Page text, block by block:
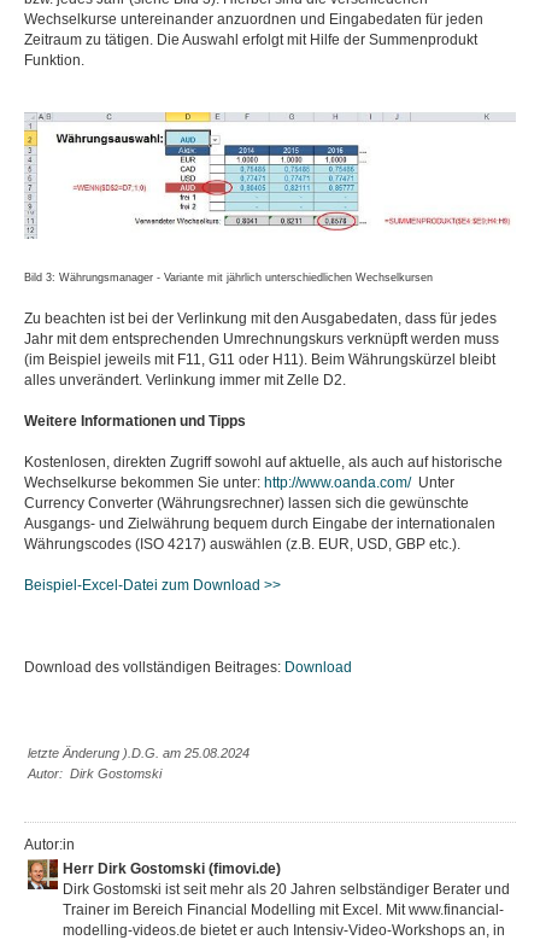
Wechselkurse untereinander anzuordnen und Eingabedaten für jeden
Zeitraum zu tätigen. Die Auswahl erfolgt mit Hilfe der Summenprodukt
Funktion.
Bild 3: Währungsmanager - Variante mit jährlich unterschiedlichen Wechselkursen
Zu beachten ist bei der Verlinkung mit den Ausgabedaten, dass für jedes
Jahr mit dem entsprechenden Umrechnungskurs verknüpft werden muss
(im Beispiel jeweils mit F11, G11 oder H11). Beim Währungskürzel bleibt
alles unverändert. Verlinkung immer mit Zelle D2.
Weitere Informationen und Tipps
Kostenlosen, direkten Zugriff sowohl auf aktuelle, als auch auf historische
Wechselkurse bekommen Sie unter: http://www.oanda.com/Unter
Currency Converter (Währungsrechner) lassen sich die gewünschte
Ausgangs- und Zielwährung bequem durch Eingabe der internationalen
Währungscodes (ISO 4217) auswählen (z.B. EUR, USD, GBP etc.).
Beispiel-Excel-Datei zum Download >>
Download des vollständigen Beitrages: Download
letzte Änderung ).D.G. am 25.08.2024
Autor: Dirk Gostomski
Autor:in
Herr Dirk Gostomski (fimovi.de)
Dirk Gostomski ist seit mehr als 20 Jahren selbständiger Berater und
Trainer im Bereich Financial Modelling mit Excel. Mit www.financial-
modelling-videos.de bietet er auch Intensiv-Video-Workshops an, in